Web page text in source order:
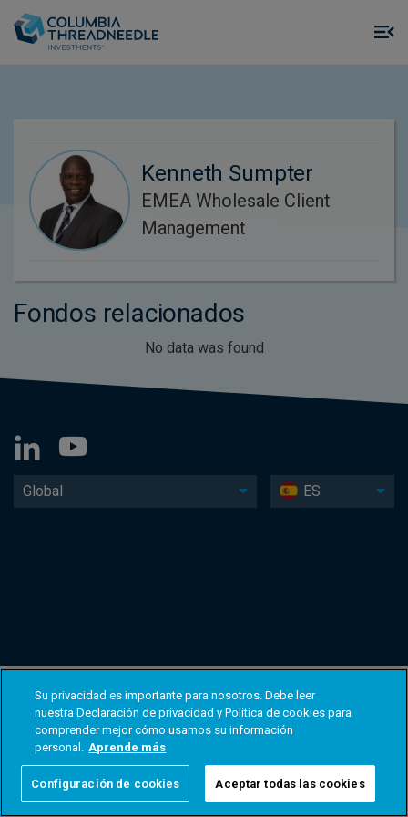
Kenneth Sumpter
EMEA Wholesale Client
Management
Fondos relacionados
No data was found
Global ES
Su privacidad es importante para nosotros. Debe leer
nuestra Declaración de privacidad y Política de cookies para
comprender mejor cómo usamos su información
personal. Aprende más
Configuración de cookies Aceptar todas las cookies